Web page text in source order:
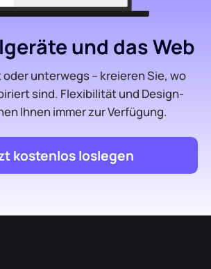
und das Web
unterwegs – kreieren Sie, wo
sind. Flexibilität und Design-
Ihnen immer zur Verfügung.
kostenlos loslegen